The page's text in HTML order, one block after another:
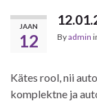
JAAN
12 Byadmin
Kätes rool, nii
komplektne ja